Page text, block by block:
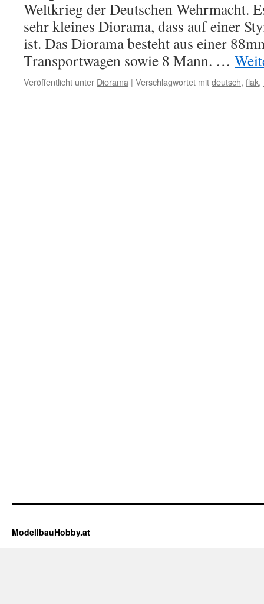
Weltkrieg der Deutschen Wehrmacht.
sehr kleines Diorama, dass auf einer
ist. Das Diorama besteht aus einer
Transportwagen sowie 8 Mann. …
Veröffentlicht unter Diorama | Verschlagwortet mitdeutsch, flak,
ModellbauHobby.at